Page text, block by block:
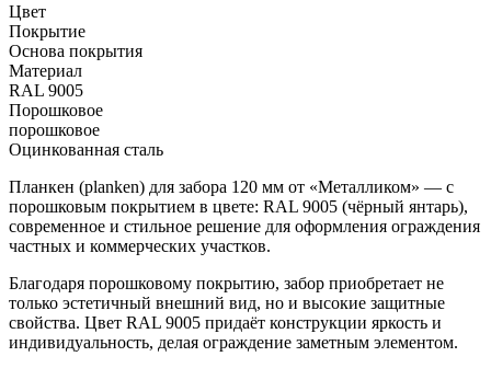
Цвет
Покрытие
Основа покрытия
Материал
RAL 9005
Порошковое
порошковое
Оцинкованная сталь
Планкен (planken) для забора 120 мм от «Металликом» — с
порошковым покрытием в цвете: RAL 9005 (чёрный янтарь),
современное и стильное решение для оформления ограждения
частных и коммерческих участков.
Благодаря порошковому покрытию, забор приобретает не
только эстетичный внешний вид, но и высокие защитные
свойства. Цвет RAL 9005 придаёт конструкции яркость и
индивидуальность, делая ограждение заметным элементом.